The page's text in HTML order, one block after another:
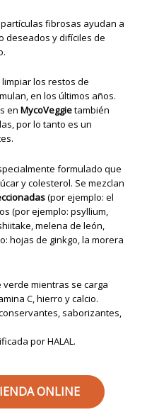
fibrosas ayudan a
deseados y difíciles de
los restos de
en los últimos años.
enMycoVeggietambién
por lo tanto es un
formulado que
y colesterol. Se mezclan
(por ejemplo: el
(por ejemplo: psyllium,
melena de león,
hojas de ginkgo, la morera
mientras se carga
C, hierro y calcio.
saborizantes,
por HALAL.
ONLINE